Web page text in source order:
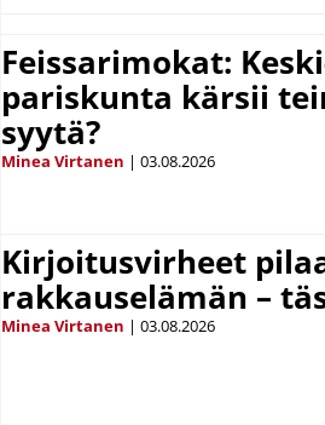
Feissarimokat:
pariskunta kärsii
syytä?
Minea Virtanen | 03.08.2026
Kirjoitusvirheet
rakkauselämän –
Minea Virtanen | 03.08.2026